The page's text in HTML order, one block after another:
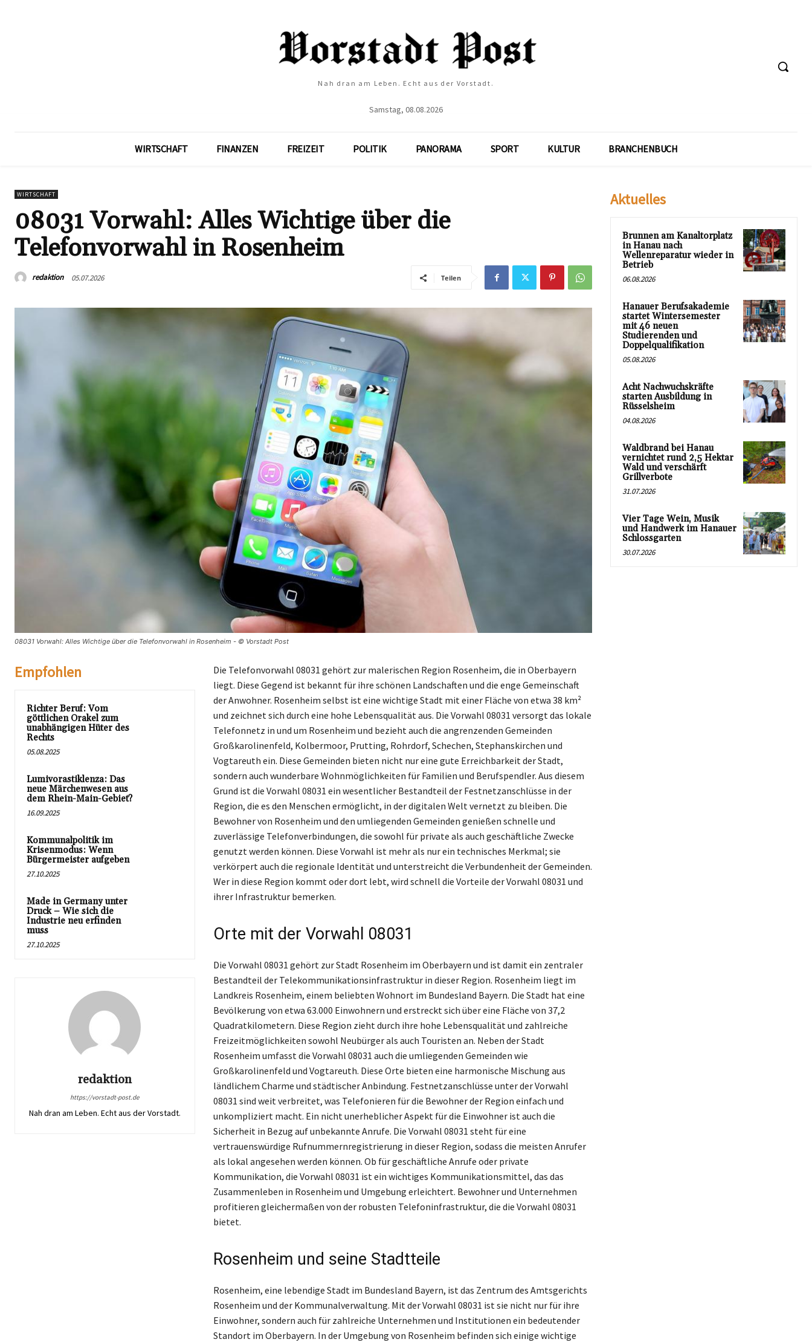
Nah dran am Leben. Echt aus der Vorstadt.
Samstag, 08.08.2026
WIRTSCHAFT FINANZEN FREIZEIT POLITIK PANORAMA SPORT KULTUR BRANCHENBUCH
WIRTSCHAFT
08031 Vorwahl: Alles Wichtige über die
Telefonvorwahl in Rosenheim
redaktion 05.07.2026 Teilen
08031 Vorwahl: Alles Wichtige über die Telefonvorwahl in Rosenheim - © Vorstadt Post
Empfohlen
Richter Beruf: Vom
göttlichen Orakel zum
unabhängigen Hüter des
Rechts
05.08.2025
Lumivorastiklenza: Das
neue Märchenwesen aus
dem Rhein-Main-Gebiet?
16.09.2025
Kommunalpolitik im
Krisenmodus: Wenn
Bürgermeister aufgeben
27.10.2025
Made in Germany unter
Druck – Wie sich die
Industrie neu erfinden
muss
27.10.2025
redaktion
https://vorstadt-post.de
Nah dran am Leben. Echt aus der Vorstadt.
Die Telefonvorwahl 08031 gehört zur malerischen Region Rosenheim, die in Oberbayern
liegt. Diese Gegend ist bekannt für ihre schönen Landschaften und die enge Gemeinschaft
der Anwohner. Rosenheim selbst ist eine wichtige Stadt mit einer Fläche von etwa 38 km²
und zeichnet sich durch eine hohe Lebensqualität aus. Die Vorwahl 08031 versorgt das lokale
Telefonnetz in und um Rosenheim und bezieht auch die angrenzenden Gemeinden
Großkarolinenfeld, Kolbermoor, Prutting, Rohrdorf, Schechen, Stephanskirchen und
Vogtareuth ein. Diese Gemeinden bieten nicht nur eine gute Erreichbarkeit der Stadt,
sondern auch wunderbare Wohnmöglichkeiten für Familien und Berufspendler. Aus diesem
Grund ist die Vorwahl 08031 ein wesentlicher Bestandteil der Festnetzanschlüsse in der
Region, die es den Menschen ermöglicht, in der digitalen Welt vernetzt zu bleiben. Die
Bewohner von Rosenheim und den umliegenden Gemeinden genießen schnelle und
zuverlässige Telefonverbindungen, die sowohl für private als auch geschäftliche Zwecke
genutzt werden können. Diese Vorwahl ist mehr als nur ein technisches Merkmal; sie
verkörpert auch die regionale Identität und unterstreicht die Verbundenheit der Gemeinden.
Wer in diese Region kommt oder dort lebt, wird schnell die Vorteile der Vorwahl 08031 und
ihrer Infrastruktur bemerken.
Orte mit der Vorwahl 08031
Die Vorwahl 08031 gehört zur Stadt Rosenheim im Oberbayern und ist damit ein zentraler
Bestandteil der Telekommunikationsinfrastruktur in dieser Region. Rosenheim liegt im
Landkreis Rosenheim, einem beliebten Wohnort im Bundesland Bayern. Die Stadt hat eine
Bevölkerung von etwa 63.000 Einwohnern und erstreckt sich über eine Fläche von 37,2
Quadratkilometern. Diese Region zieht durch ihre hohe Lebensqualität und zahlreiche
Freizeitmöglichkeiten sowohl Neubürger als auch Touristen an. Neben der Stadt
Rosenheim umfasst die Vorwahl 08031 auch die umliegenden Gemeinden wie
Großkarolinenfeld und Vogtareuth. Diese Orte bieten eine harmonische Mischung aus
ländlichem Charme und städtischer Anbindung. Festnetzanschlüsse unter der Vorwahl
08031 sind weit verbreitet, was Telefonieren für die Bewohner der Region einfach und
unkompliziert macht. Ein nicht unerheblicher Aspekt für die Einwohner ist auch die
Sicherheit in Bezug auf unbekannte Anrufe. Die Vorwahl 08031 steht für eine
vertrauenswürdige Rufnummernregistrierung in dieser Region, sodass die meisten Anrufer
als lokal angesehen werden können. Ob für geschäftliche Anrufe oder private
Kommunikation, die Vorwahl 08031 ist ein wichtiges Kommunikationsmittel, das das
Zusammenleben in Rosenheim und Umgebung erleichtert. Bewohner und Unternehmen
profitieren gleichermaßen von der robusten Telefoninfrastruktur, die die Vorwahl 08031
bietet.
Rosenheim und seine Stadtteile
Rosenheim, eine lebendige Stadt im Bundesland Bayern, ist das Zentrum des Amtsgerichts
Rosenheim und der Kommunalverwaltung. Mit der Vorwahl 08031 ist sie nicht nur für ihre
Einwohner, sondern auch für zahlreiche Unternehmen und Institutionen ein bedeutender
Standort im Oberbayern. In der Umgebung von Rosenheim befinden sich einige wichtige
Aktuelles
Brunnen am Kanaltorplatz
in Hanau nach
Wellenreparatur wieder in
Betrieb
06.08.2026
Hanauer Berufsakademie
startet Wintersemester
mit 46 neuen
Studierenden und
Doppelqualifikation
05.08.2026
Acht Nachwuchskräfte
starten Ausbildung in
Rüsselsheim
04.08.2026
Waldbrand bei Hanau
vernichtet rund 2,5 Hektar
Wald und verschärft
Grillverbote
31.07.2026
Vier Tage Wein, Musik
und Handwerk im Hanauer
Schlossgarten
30.07.2026